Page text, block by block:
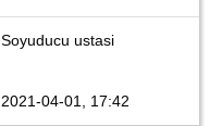
Soyuducu ustasi
2021-04-01, 17:42